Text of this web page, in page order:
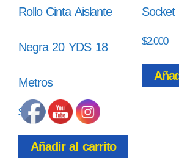
Rollo Cinta Aislante
Negra 20 YDS 18
Metros
$ 4.500
Añadir al carrito
Socket
$2.000